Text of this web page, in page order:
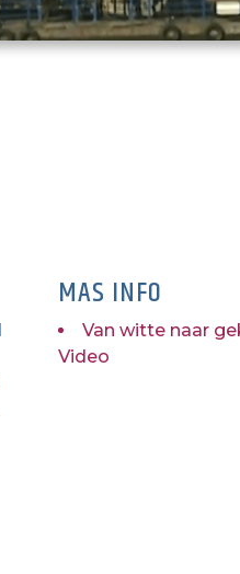
MAS INFO
Van witte naar
Video